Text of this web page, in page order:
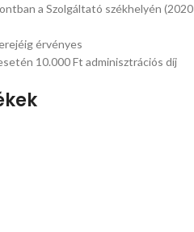
a Szolgáltató székhelyén (2020
érvényes
10.000 Ft adminisztrációs díj